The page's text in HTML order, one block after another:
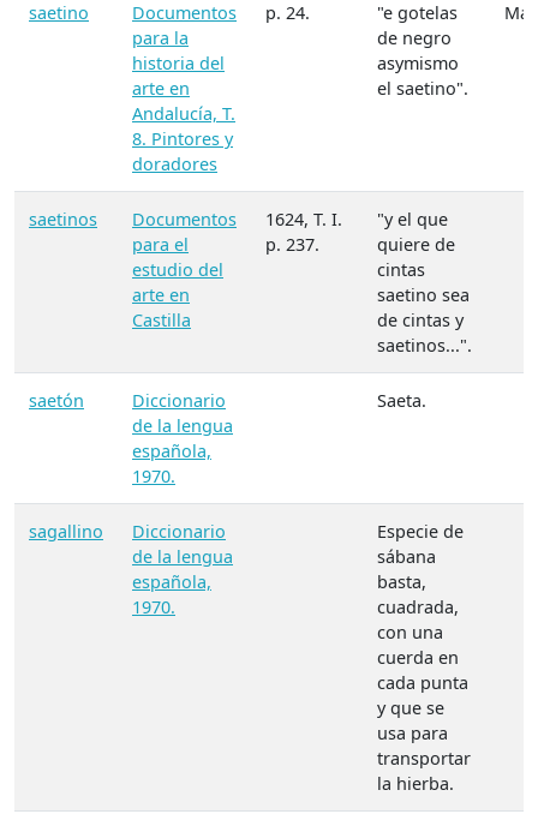
saetino
Documentos
para la
historia del
arte en
Andalucía, T.
8. Pintores y
doradores
p. 24.
"e gotelas
de negro
asymismo
el saetino".
saetinos
Documentos
para el
estudio del
arte en
Castilla
1624, T. I.
p. 237.
"y el que
quiere de
cintas
saetino sea
de cintas y
saetinos...".
saetón
Diccionario
de la lengua
española,
1970.
Saeta.
sagallino
Diccionario
de la lengua
española,
1970.
Especie de
sábana
basta,
cuadrada,
con una
cuerda en
cada punta
y que se
usa para
transportar
la hierba.